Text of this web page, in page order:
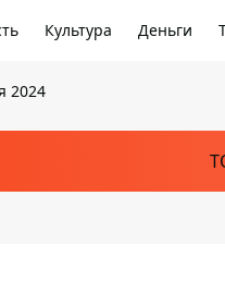
Культура Деньги
2024